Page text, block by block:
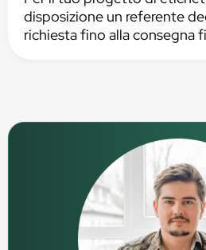
disposizione un referente
richiesta fino alla consegna